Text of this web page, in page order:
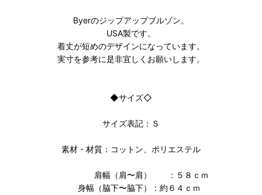
Byerのジップアップブルゾン。
USA製です。
着丈が短めのデザインになっています。
実寸を参考に是非宜しくお願いします。
◆サイズ◇
サイズ表記：Ｓ
素材・材質：コットン、ポリエステル
肩幅（肩〜肩） ：５８ｃｍ
身幅（脇下〜脇下）：約６４ｃｍ